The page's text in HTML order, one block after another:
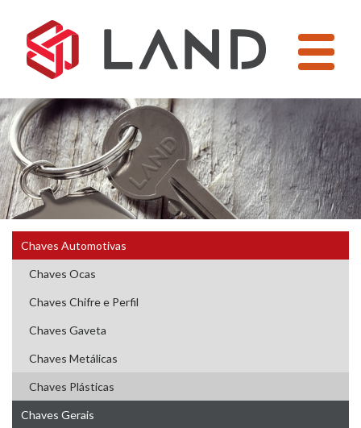
conteúdo
Chaves Automotivas
Chaves Ocas
Chaves Chifre e Perfil
Chaves Gaveta
Chaves Metálicas
Chaves Plásticas
Chaves Gerais